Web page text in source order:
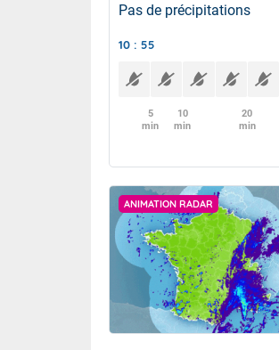
Pas de précipitations
10 : 55
5
min
10
min
20
min
ANIMATION RADAR